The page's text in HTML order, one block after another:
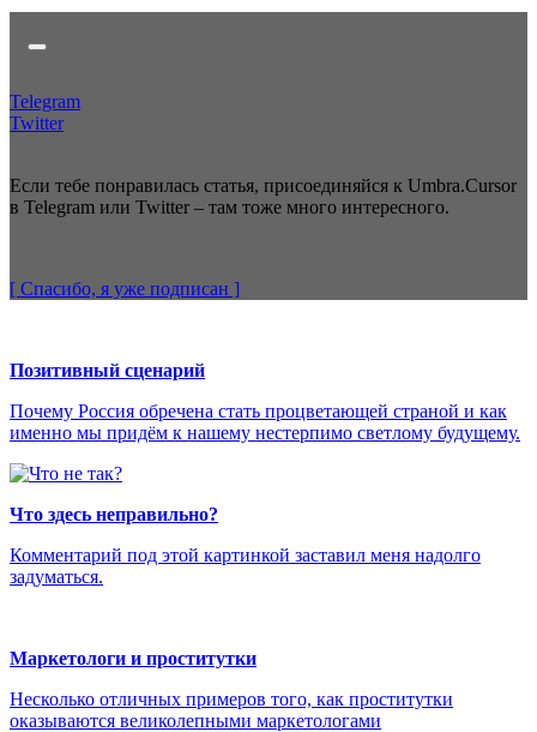
Telegram
Twitter
Если тебе понравилась статья, присоединяйся к Umbra.Cursor
в Telegram или Twitter – там тоже много интересного.
[ Спасибо, я уже подписан ]
Позитивный сценарий
Почему Россия обречена стать процветающей страной и как
именно мы придём к нашему нестерпимо светлому будущему.
Что здесь неправильно?
Комментарий под этой картинкой заставил меня надолго
задуматься.
Маркетологи и проститутки
Несколько отличных примеров того, как проститутки
оказываются великолепными маркетологами